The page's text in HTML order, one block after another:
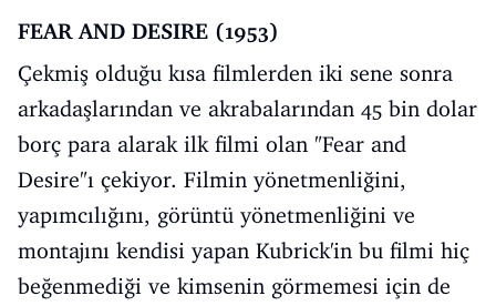
FEAR AND DESIRE (1953)
Çekmiş olduğu kısa filmlerden iki sene sonra
arkadaşlarından ve akrabalarından 45 bin dolar
borç para alarak ilk filmi olan "Fear and
Desire"ı çekiyor. Filmin yönetmenliğini,
yapımcılığını, görüntü yönetmenliğini ve
montajını kendisi yapan Kubrick'in bu filmi hiç
beğenmediği ve kimsenin görmemesi için de